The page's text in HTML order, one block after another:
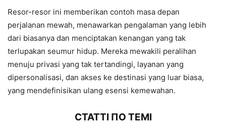
Resor-resor ini memberikan contoh masa depan
perjalanan mewah, menawarkan pengalaman yang lebih
dari biasanya dan menciptakan kenangan yang tak
terlupakan seumur hidup. Mereka mewakili peralihan
menuju privasi yang tak tertandingi, layanan yang
dipersonalisasi, dan akses ke destinasi yang luar biasa,
yang mendefinisikan ulang esensi kemewahan.
СТАТТІ ПО ТЕМІ